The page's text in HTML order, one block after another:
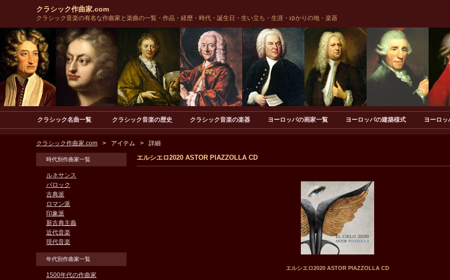
クラシック作曲家.com
クラシック音楽の有名な作曲家と楽曲の一覧・作品・経歴・時代・誕生日・生い立ち・生涯・ゆかりの地・楽器
クラシック名曲一覧 クラシック音楽の歴史 クラシック音楽の楽器 ヨーロッパの画家一覧 ヨーロッパの建築様式 ヨーロッ
クラシック作曲家.com アイテム 詳細
エルシエロ2020 ASTOR PIAZZOLLA CD
エルシエロ2020 ASTOR PIAZZOLLA CD
時代別作曲家一覧
ルネサンス
バロック
古典派
ロマン派
印象派
新古典主義
近代音楽
現代音楽
年代別作曲家一覧
1500年代の作曲家